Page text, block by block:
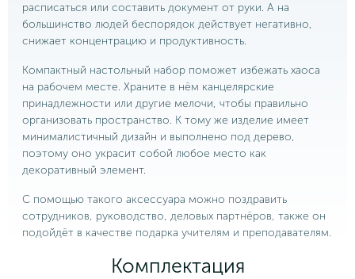
расписаться или составить документ от руки. А на
большинство людей беспорядок действует негативно,
снижает концентрацию и продуктивность.
Компактный настольный набор поможет избежать хаоса
на рабочем месте. Храните в нём канцелярские
принадлежности или другие мелочи, чтобы правильно
организовать пространство. К тому же изделие имеет
минималистичный дизайн и выполнено под дерево,
поэтому оно украсит собой любое место как
декоративный элемент.
С помощью такого аксессуара можно поздравить
сотрудников, руководство, деловых партнёров, также он
подойдёт в качестве подарка учителям и преподавателям.
Комплектация